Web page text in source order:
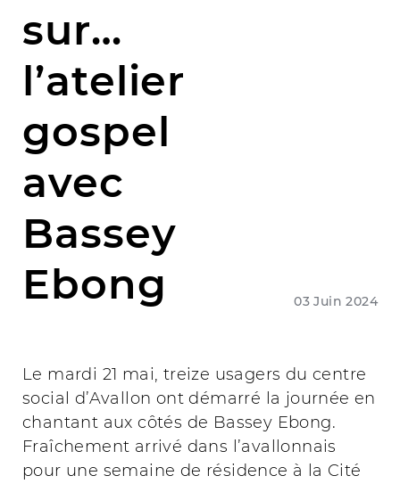
sur…
l’atelier
gospel
avec
Bassey
Ebong
03 Juin 2024
Le mardi 21 mai, treize usagers du centre
social d’Avallon ont démarré la journée en
chantant aux côtés de Bassey Ebong.
Fraîchement arrivé dans l’avallonnais
pour une semaine de résidence à la Cité